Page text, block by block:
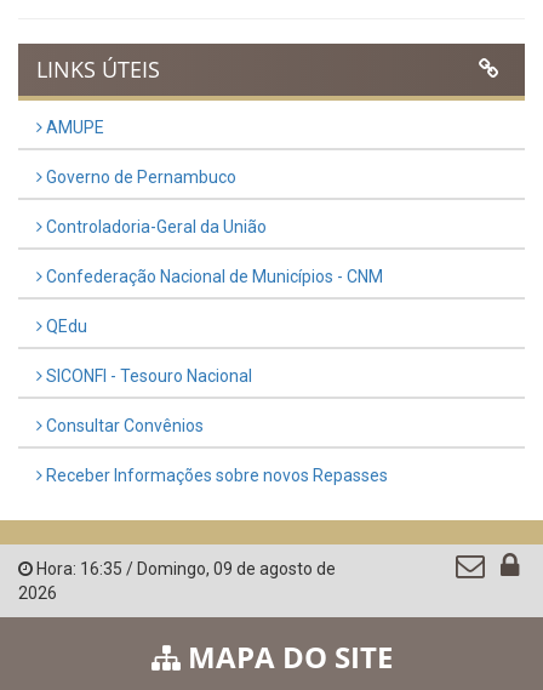
LINKS ÚTEIS
AMUPE
Governo de Pernambuco
Controladoria-Geral da União
Confederação Nacional de Municípios - CNM
QEdu
SICONFI - Tesouro Nacional
Consultar Convênios
Receber Informações sobre novos Repasses
Hora: 16:35 / Domingo, 09 de agosto de
2026
MAPA DO SITE